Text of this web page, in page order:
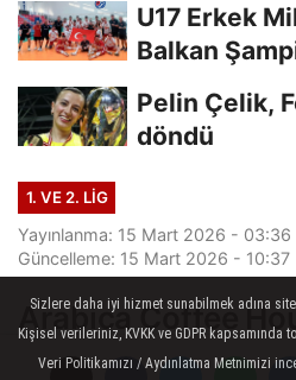
U17 Erkek
Balkan
Pelin Çelik,
döndü
1. VE 2. LIG
Yayınlanma: 15 Mart 2026 - 03:36
Güncelleme: 15 Mart 2026 - 10:37
Arabica Coffee
Ligi'nde 33. Hafta
Sizlere daha iyi hizmet sunabilmek adına
Kişisel verileriniz, KVKK ve GDPR
Veri Politikamızı / Aydınlatma Metnimizi